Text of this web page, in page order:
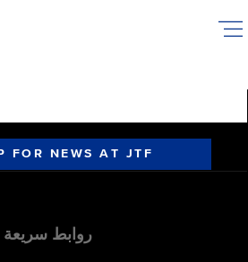
FOR NEWS AT JTF
روابط سريعة